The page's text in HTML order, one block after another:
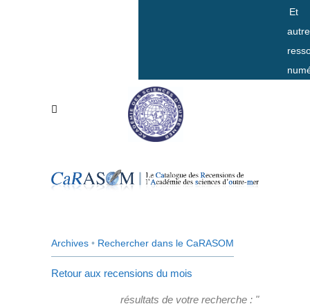
Et
Archives • Rechercher dans le CaRASOM
Retour aux recensions du mois
résultats de votre recherche : "